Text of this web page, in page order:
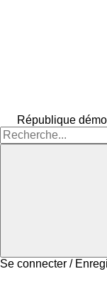
République
Se connecter /